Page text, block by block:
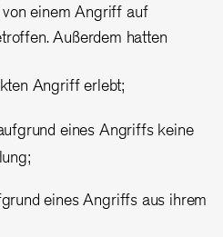
einem Angriff auf
Außerdem hatten
Angriff erlebt;
eines Angriffs keine
eines Angriffs aus ihrem